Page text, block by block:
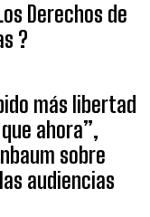
Derechos de
?
más libertad
ahora”,
sobre
audiencias